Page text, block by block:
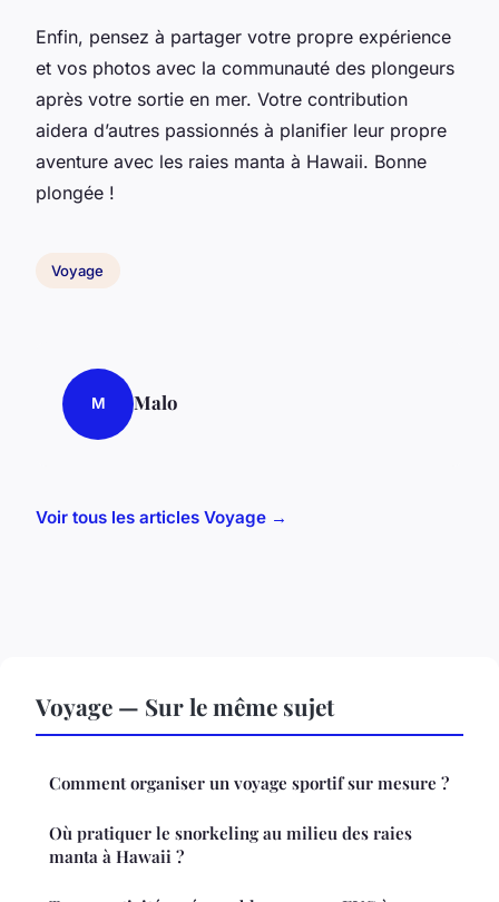
Enfin, pensez à partager votre propre expérience
et vos photos avec la communauté des plongeurs
après votre sortie en mer. Votre contribution
aidera d’autres passionnés à planifier leur propre
aventure avec les raies manta à Hawaii. Bonne
plongée !
Voyage
M Malo
Voir tous les articles Voyage →
Voyage — Sur le même sujet
Comment organiser un voyage sportif sur mesure ?
Où pratiquer le snorkeling au milieu des raies
manta à Hawaii ?